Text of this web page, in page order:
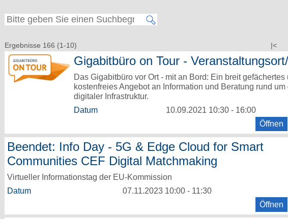
Ergebnisse 166 (1-10) |<
Gigabitbüro on Tour -
Das Gigabitbüro vor Ort - mit an Bord: Ein breit gefächertes
kostenfreies Angebot an Information und Beratung rund um
digitaler Infrastruktur.
Datum
10.09.2021 10:30 - 16:00
Öffnen
Beendet: Info Day - 5G & Edge Cloud for Smart
Communities CEF Digital Matchmaking
Virtueller Informationstag der EU-Kommission
Datum
07.11.2023 10:00 - 11:30
Öffnen